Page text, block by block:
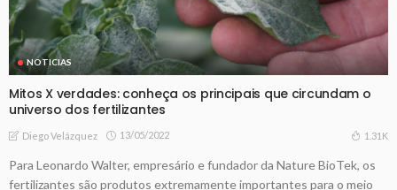
NOTICIAS
Mitos X verdades: conheça os principais que circundam o
universo dos fertilizantes
Diego Velázquez 13/05/2022 1.31K
Para Leonardo Walter, empresário e fundador da Nature BioTek, os
fertilizantes são produtos extremamente importantes para o meio